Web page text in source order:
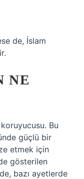
de, İslam
NE
Bu
güçlü bir
etmek için
gösterilen
bazı ayetlerde